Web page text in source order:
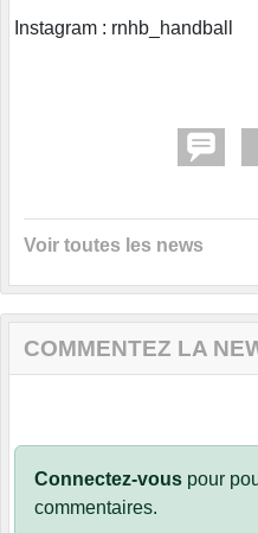
Instagram : rnhb_handball
Voir toutes les news
COMMENTEZ LA
Connectez-vous pour
commentaires.